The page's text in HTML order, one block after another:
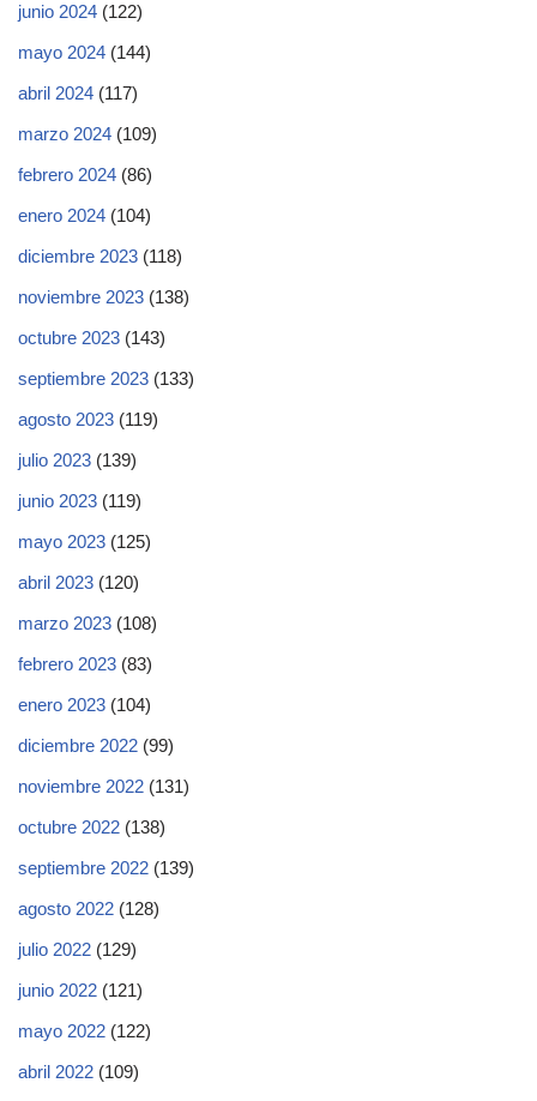
junio 2024 (122)
mayo 2024 (144)
abril 2024 (117)
marzo 2024 (109)
febrero 2024 (86)
enero 2024 (104)
diciembre 2023 (118)
noviembre 2023 (138)
octubre 2023 (143)
septiembre 2023 (133)
agosto 2023 (119)
julio 2023 (139)
junio 2023 (119)
mayo 2023 (125)
abril 2023 (120)
marzo 2023 (108)
febrero 2023 (83)
enero 2023 (104)
diciembre 2022 (99)
noviembre 2022 (131)
octubre 2022 (138)
septiembre 2022 (139)
agosto 2022 (128)
julio 2022 (129)
junio 2022 (121)
mayo 2022 (122)
abril 2022 (109)